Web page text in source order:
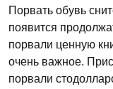
Порвать обувь
появится
порвали ценную
очень важное.
порвали